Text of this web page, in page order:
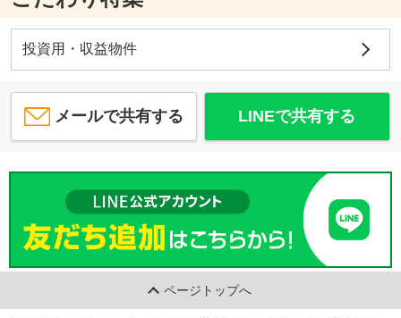
投資用・収益物件
メールで共有する LINEで共有する
ページトップへ